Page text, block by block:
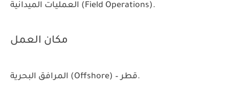
العمليات الميدانية (Field Operations).
مكان العمل
المرافق البحرية (Offshore) – قطر.